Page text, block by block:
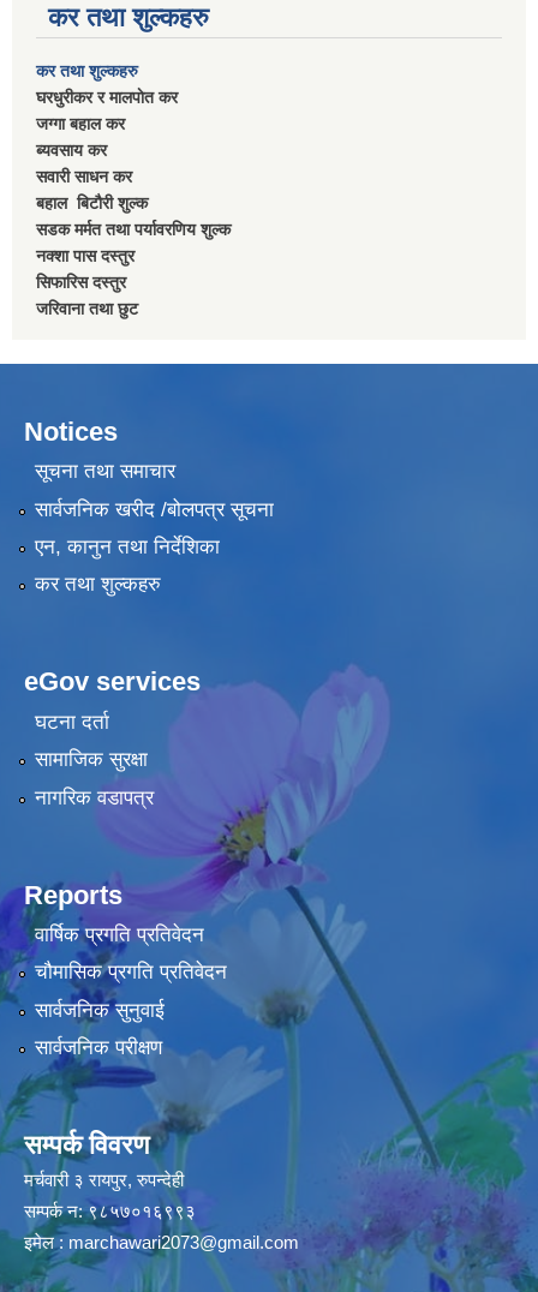
कर तथा शुल्कहरु
कर तथा शुल्कहरु
घरधुरीकर र मालपाेत कर
जग्गा बहाल कर
ब्यवसाय कर
सवारी साधन कर
बहाल बिटाैरी शुल्क
सडक मर्मत तथा पर्यावरणिय शुल्क
नक्शा पास दस्तुर
सिफारिस दस्तुर
जरिवाना तथा छुट
Notices
सूचना तथा समाचार
सार्वजनिक खरीद /बोलपत्र सूचना
एन, कानुन तथा निर्देशिका
कर तथा शुल्कहरु
eGov services
घटना दर्ता
सामाजिक सुरक्षा
नागरिक वडापत्र
Reports
वार्षिक प्रगति प्रतिवेदन
चौमासिक प्रगति प्रतिवेदन
सार्वजनिक सुनुवाई
सार्वजनिक परीक्षण
सम्पर्क विवरण
मर्चवारी ३ रायपुर, रुपन्देही
सम्पर्क न: ९८५७०१६९९३
इमेल : marchawari2073@gmail.com